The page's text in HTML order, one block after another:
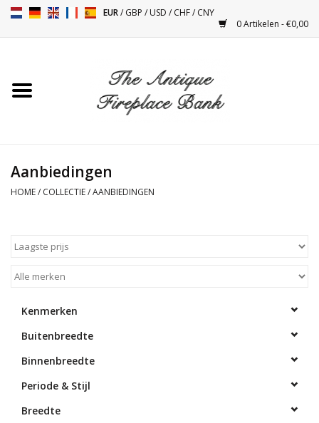
EUR/GBP /USD /CHF/CNY
0 Artikelen - €0,00
Toebehoren
Tafels
Objecten
Decoratieve Outdoor
Objecten
Aanbiedingen
HOME/ COLLECTIE/AANBIEDINGEN
Kenmerken
Buitenbreedte
Binnenbreedte
Periode & Stijl
Breedte